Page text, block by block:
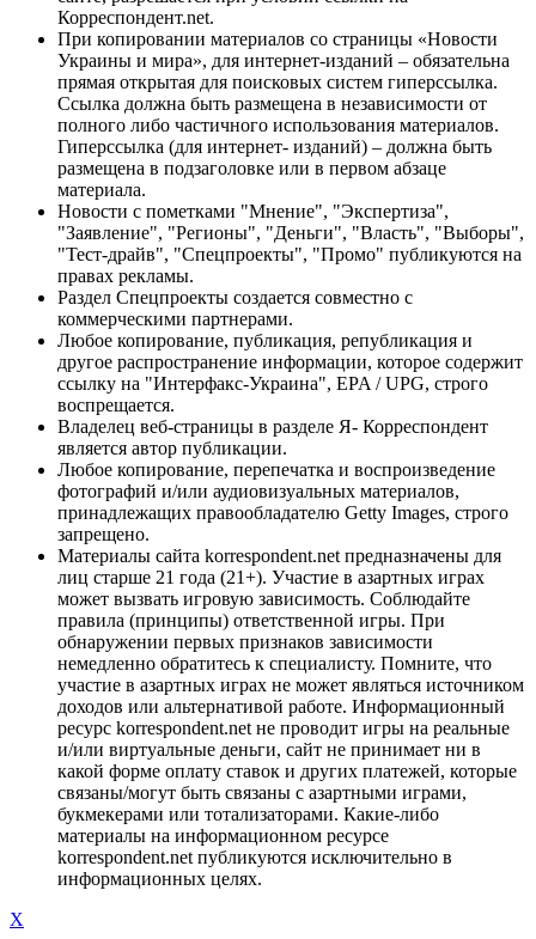
Корреспондент.net.
При копировании материалов со страницы «Новости
Украины и мира», для интернет-изданий – обязательна
прямая открытая для поисковых систем гиперссылка.
Ссылка должна быть размещена в независимости от
полного либо частичного использования материалов.
Гиперссылка (для интернет- изданий) – должна быть
размещена в подзаголовке или в первом абзаце
материала.
Новости с пометками "Мнение", "Экспертиза",
"Заявление", "Регионы", "Деньги", "Власть", "Выборы",
"Тест-драйв", "Спецпроекты", "Промо" публикуются на
правах рекламы.
Раздел Спецпроекты создается совместно с
коммерческими партнерами.
Любое копирование, публикация, републикация и
другое распространение информации, которое содержит
ссылку на "Интерфакс-Украина", EPA / UPG, строго
воспрещается.
Владелец веб-страницы в разделе Я- Корреспондент
является автор публикации.
Любое копирование, перепечатка и воспроизведение
фотографий и/или аудиовизуальных материалов,
принадлежащих правообладателю Getty Images, строго
запрещено.
Материалы сайта korrespondent.net предназначены для
лиц старше 21 года (21+). Участие в азартных играх
может вызвать игровую зависимость. Соблюдайте
правила (принципы) ответственной игры. При
обнаружении первых признаков зависимости
немедленно обратитесь к специалисту. Помните, что
участие в азартных играх не может являться источником
доходов или альтернативой работе. Информационный
ресурс korrespondent.net не проводит игры на реальные
и/или виртуальные деньги, сайт не принимает ни в
какой форме оплату ставок и других платежей, которые
связаны/могут быть связаны с азартными играми,
букмекерами или тотализаторами. Какие-либо
материалы на информационном ресурсе
korrespondent.net публикуются исключительно в
информационных целях.
X